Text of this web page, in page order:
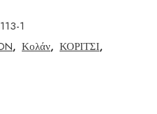
1
, Κολάν, ΚΟΡΙΤΣΙ,